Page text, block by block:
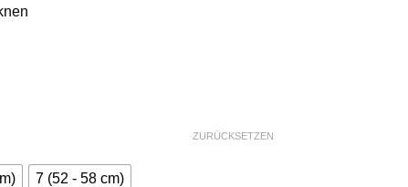
7 (52 - 58 cm)
ZURÜCKSETZEN